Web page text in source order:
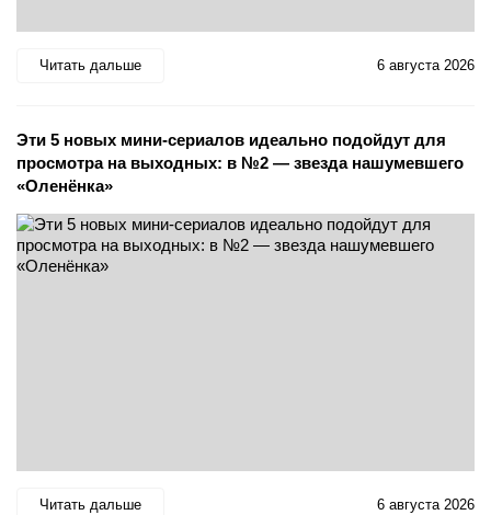
Читать дальше 6 августа 2026
Эти 5 новых мини-сериалов идеально подойдут для
просмотра на выходных: в №2 — звезда нашумевшего
«Оленёнка»
Читать дальше 6 августа 2026